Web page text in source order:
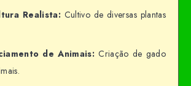
Realista:Cultivo de diversas plantas
de Animais: Criação de gado